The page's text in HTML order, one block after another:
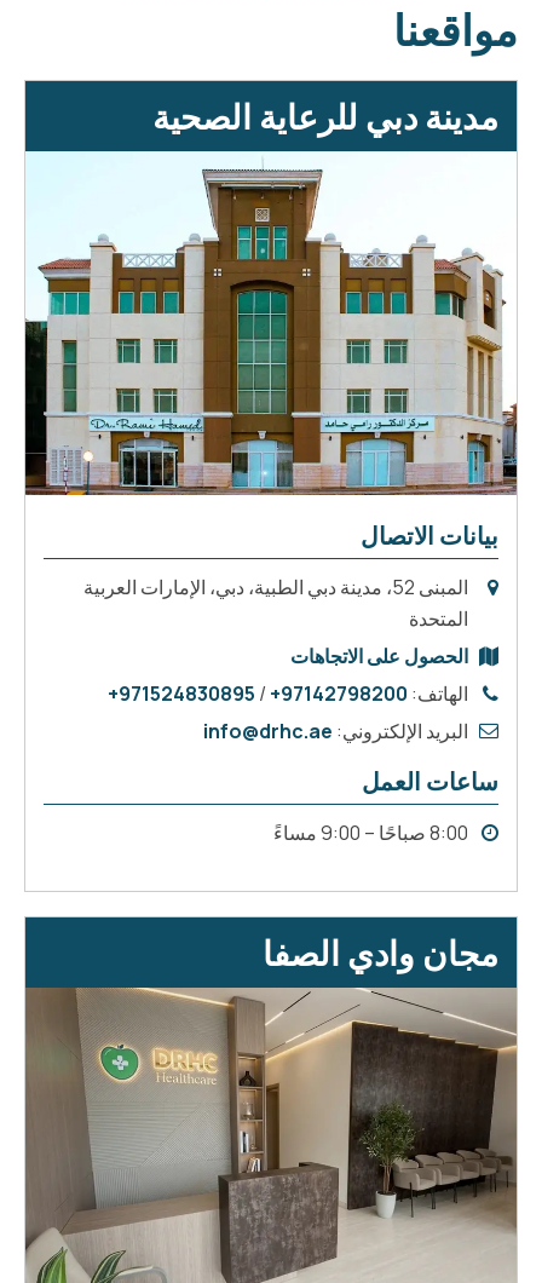
مواقعنا
مدينة دبي للرعاية الصحية
بيانات الاتصال
المبنى 52، مدينة دبي الطبية، دبي، الإمارات العربية
المتحدة
الحصول على الاتجاهات
الهاتف: 97142798200+
/
971524830895+
البريد الإلكتروني: info@drhc.ae
ساعات العمل
8:00 صباحًا – 9:00 مساءً
مجان وادي الصفا